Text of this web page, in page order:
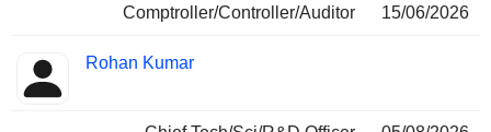
Comptroller/Controller/Auditor 15/06/2026
Rohan Kumar